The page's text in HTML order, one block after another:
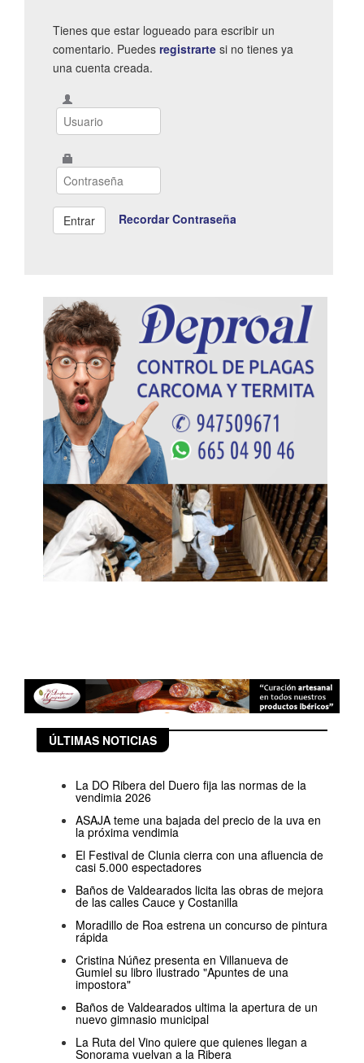
Tienes que estar logueado para escribir un
comentario. Puedes registrarte si no tienes ya
una cuenta creada.
Recordar Contraseña
ÚLTIMAS NOTICIAS
La DO Ribera del Duero fija las normas de la
vendimia 2026
ASAJA teme una bajada del precio de la uva en
la próxima vendimia
El Festival de Clunia cierra con una afluencia de
casi 5.000 espectadores
Baños de Valdearados licita las obras de mejora
de las calles Cauce y Costanilla
Moradillo de Roa estrena un concurso de pintura
rápida
Cristina Núñez presenta en Villanueva de
Gumiel su libro ilustrado "Apuntes de una
impostora"
Baños de Valdearados ultima la apertura de un
nuevo gimnasio municipal
La Ruta del Vino quiere que quienes llegan a
Sonorama vuelvan a la Ribera